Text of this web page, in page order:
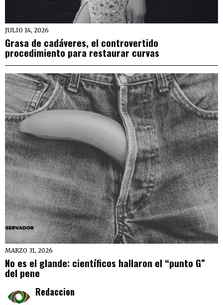
JULIO 14, 2026
Grasa de cadáveres, el controvertido
procedimiento para restaurar curvas
MARZO 31, 2026
No es el glande: científicos hallaron el “punto G”
del pene
Redaccion